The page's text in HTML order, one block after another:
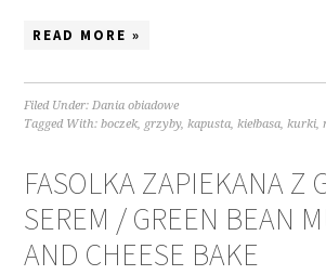
READ MORE »
Filed Under:Dania obiadowe
Tagged With:boczek, grzyby,kapusta,kiełbasa,kurki,
FASOLKA ZAPIEKANA Z
SEREM / GREEN BEAN
AND CHEESE BAKE